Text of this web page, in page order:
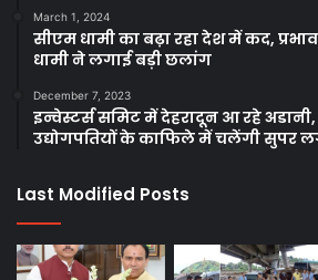
March 1, 2024
सीएम धामी का बढ़ा रहा देश में कद,
धामी ने लगाई बड़ी छलांग
December 7, 2023
इन्वेस्टर्स समिट में देहरादून आ रहे
उद्योगपतियों के काफिले में चलेंगी सुपर
Last Modified Posts